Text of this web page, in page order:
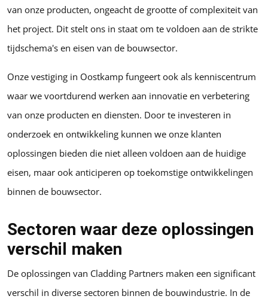
van onze producten, ongeacht de grootte of complexiteit van
het project. Dit stelt ons in staat om te voldoen aan de strikte
tijdschema's en eisen van de bouwsector.
Onze vestiging in Oostkamp fungeert ook als kenniscentrum
waar we voortdurend werken aan innovatie en verbetering
van onze producten en diensten. Door te investeren in
onderzoek en ontwikkeling kunnen we onze klanten
oplossingen bieden die niet alleen voldoen aan de huidige
eisen, maar ook anticiperen op toekomstige ontwikkelingen
binnen de bouwsector.
Sectoren waar deze oplossingen
verschil maken
De oplossingen van Cladding Partners maken een significant
verschil in diverse sectoren binnen de bouwindustrie. In de